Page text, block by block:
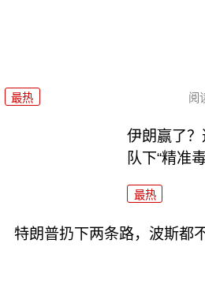
最热 阅
伊朗赢了
队下“精准
最热
特朗普扔下两条路，波斯都